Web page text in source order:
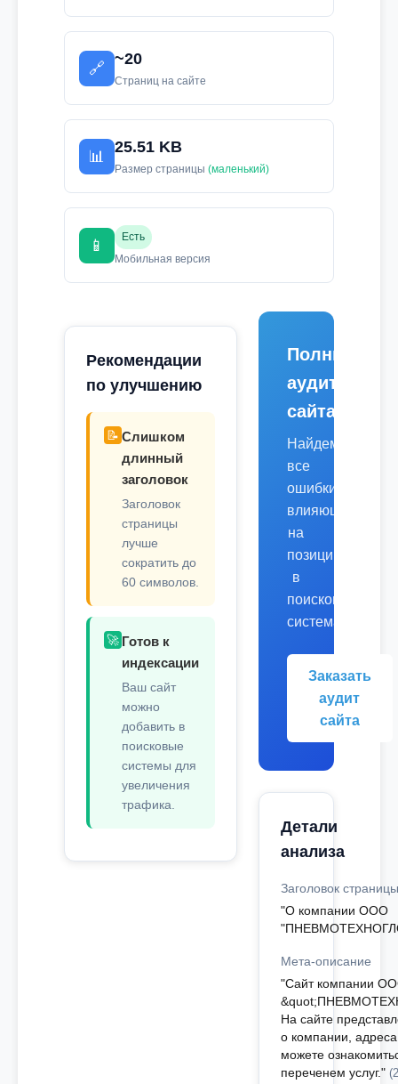
🔗
~20
Страниц на сайте
📊
25.51 KB
Размер страницы (маленький)
📱
Есть
Мобильная версия
Рекомендации
по улучшению
📝 Слишком
длинный
заголовок
Заголовок
страницы
лучше
сократить до
60 символов.
🚀 Готов к
индексации
Ваш сайт
можно
добавить в
поисковые
системы для
увеличения
трафика.
Полный
аудит
сайта
Найдем
все
ошибки,
влияющие
на
позиции
в
поисковых
системах.
Заказать
аудит
сайта
Детали
анализа
Заголовок страницы
"О компании ООО
Мета-описание
"Сайт компании
На сайте
о компании,
можете
переченем услуг."